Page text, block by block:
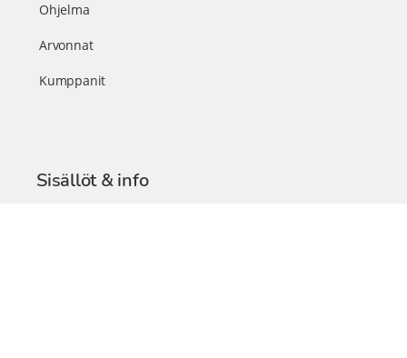
Ohjelma
Arvonnat
Kumppanit
Sisällöt & info